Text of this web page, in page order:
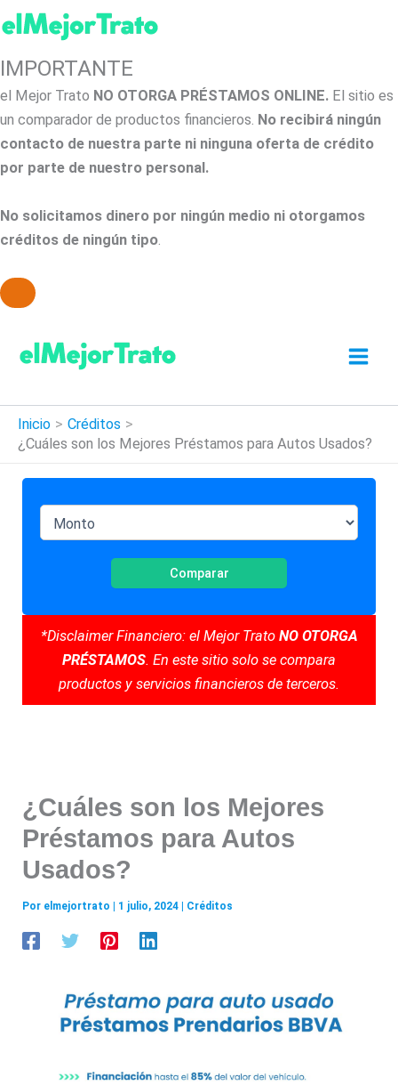
IMPORTANTE
el Mejor Trato NO OTORGA PRÉSTAMOS ONLINE. El sitio es
un comparador de productos financieros. No recibirá ningún
contacto de nuestra parte ni ninguna oferta de crédito
por parte de nuestro personal.
No solicitamos dinero por ningún medio ni otorgamos
créditos de ningún tipo.
contenido
Inicio
Créditos
¿Cuáles son los Mejores Préstamos para Autos Usados?
Comparar
*Disclaimer Financiero: el Mejor Trato NO OTORGA
PRÉSTAMOS. En este sitio solo se compara
productos y servicios financieros de terceros.
¿Cuáles son los Mejores
Préstamos para Autos
Usados?
Por elmejortrato 1 julio, 2024 Créditos